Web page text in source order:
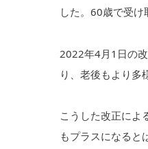
した。60歳で受け
2022年4月1日の
り、老後もより多
こうした改正によ
もプラスになると